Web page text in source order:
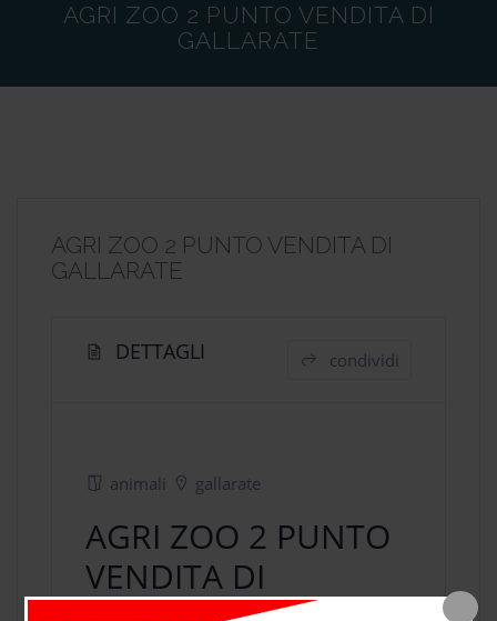
AGRI ZOO 2 PUNTO VENDITA DI
GALLARATE
AGRI ZOO 2 PUNTO VENDITA DI
GALLARATE
DETTAGLI condividi
animali gallarate
AGRI ZOO 2 PUNTO
VENDITA DI